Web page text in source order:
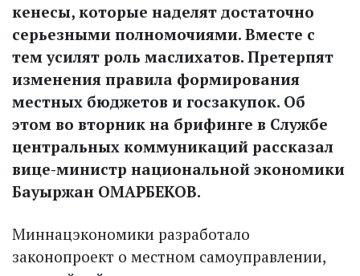
кенесы, которые наделят достаточно
серьезными полномочиями. Вместе с
тем усилят роль маслихатов. Претерпят
изменения правила формирования
местных бюджетов и госзакупок. Об
этом во вторник на брифинге в Службе
центральных коммуникаций рассказал
вице-министр национальной экономики
Бауыржан ОМАРБЕКОВ.
Миннацэкономики разработало
законопроект о местном самоуправлении,